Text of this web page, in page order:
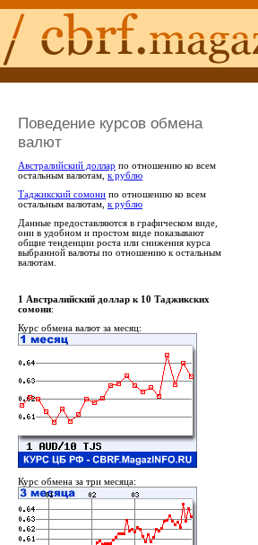
Поведение курсов обмена
валют
Австралийский доллар по отношению ко всем
остальным валютам, к рублю
Таджикский сомони по отношению ко всем
остальным валютам, к рублю
Данные предоставляются в графическом виде,
они в удобном и простом виде показывают
общие тенденции роста или снижения курса
выбранной валюты по отношению к остальным
валютам.
1 Австралийский доллар к 10 Таджикских
сомони:
Курс обмена валют за месяц:
Курс обмена за три месяца: